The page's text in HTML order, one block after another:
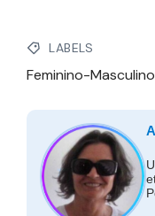
LABELS
Feminino-Masculino